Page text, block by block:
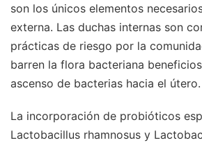
son los únicos elementos
externa. Las duchas internas son
prácticas de riesgo por la
barren la flora bacteriana
ascenso de bacterias hacia el útero.
La incorporación de probióticos
Lactobacillus rhamnosus y